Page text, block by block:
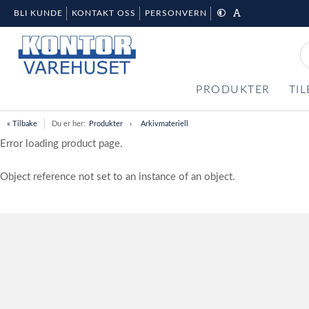
BLI KUNDE KONTAKT OSS PERSONVERN
PRODUKTER
« Tilbake Du er her: Produkter Arkivmateriell
Error loading product page.
Object reference not set to an instance of an object.